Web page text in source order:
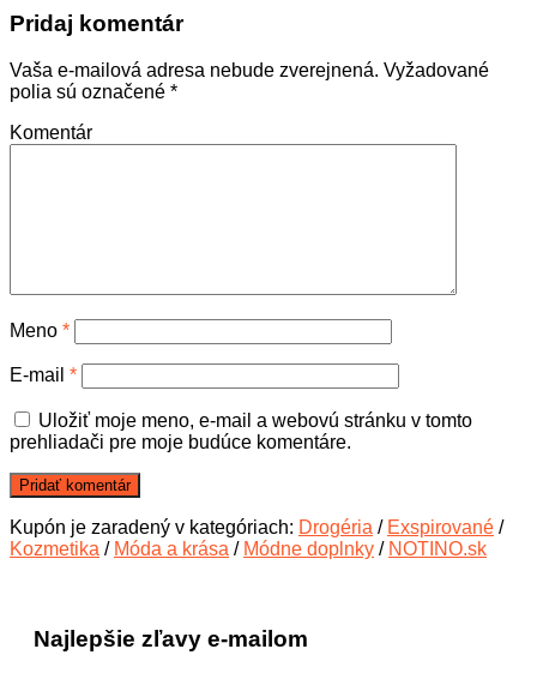
Pridaj komentár
Vaša e-mailová adresa nebude zverejnená. Vyžadované
polia sú označené *
Komentár
Meno *
E-mail *
Uložiť moje meno, e-mail a webovú stránku v tomto
prehliadači pre moje budúce komentáre.
Kupón je zaradený v kategóriach: Drogéria / Exspirované /
Kozmetika / Móda a krása / Módne doplnky / NOTINO.sk
Najlepšie zľavy e-mailom